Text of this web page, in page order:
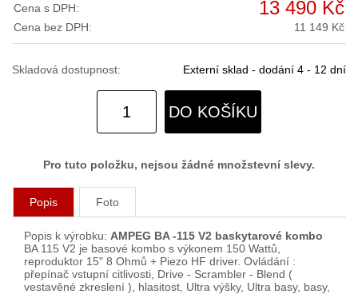
Cena s DPH: 13 490 Kč
Cena bez DPH: 11 149 Kč
Skladová dostupnost: Externí sklad - dodání 4 - 12 dní
DO KOŠÍKU
Pro tuto položku, nejsou žádné množstevní slevy.
Popis Foto
Popis k výrobku: AMPEG BA -115 V2 baskytarové kombo
BA 115 V2 je basové kombo s výkonem 150 Wattů,
reproduktor 15" 8 Ohmů + Piezo HF driver. Ovládání :
přepínač vstupní citlivosti, Drive - Scrambler - Blend (
vestavěné zkreslení ), hlasitost, Ultra výšky, Ultra basy, basy,